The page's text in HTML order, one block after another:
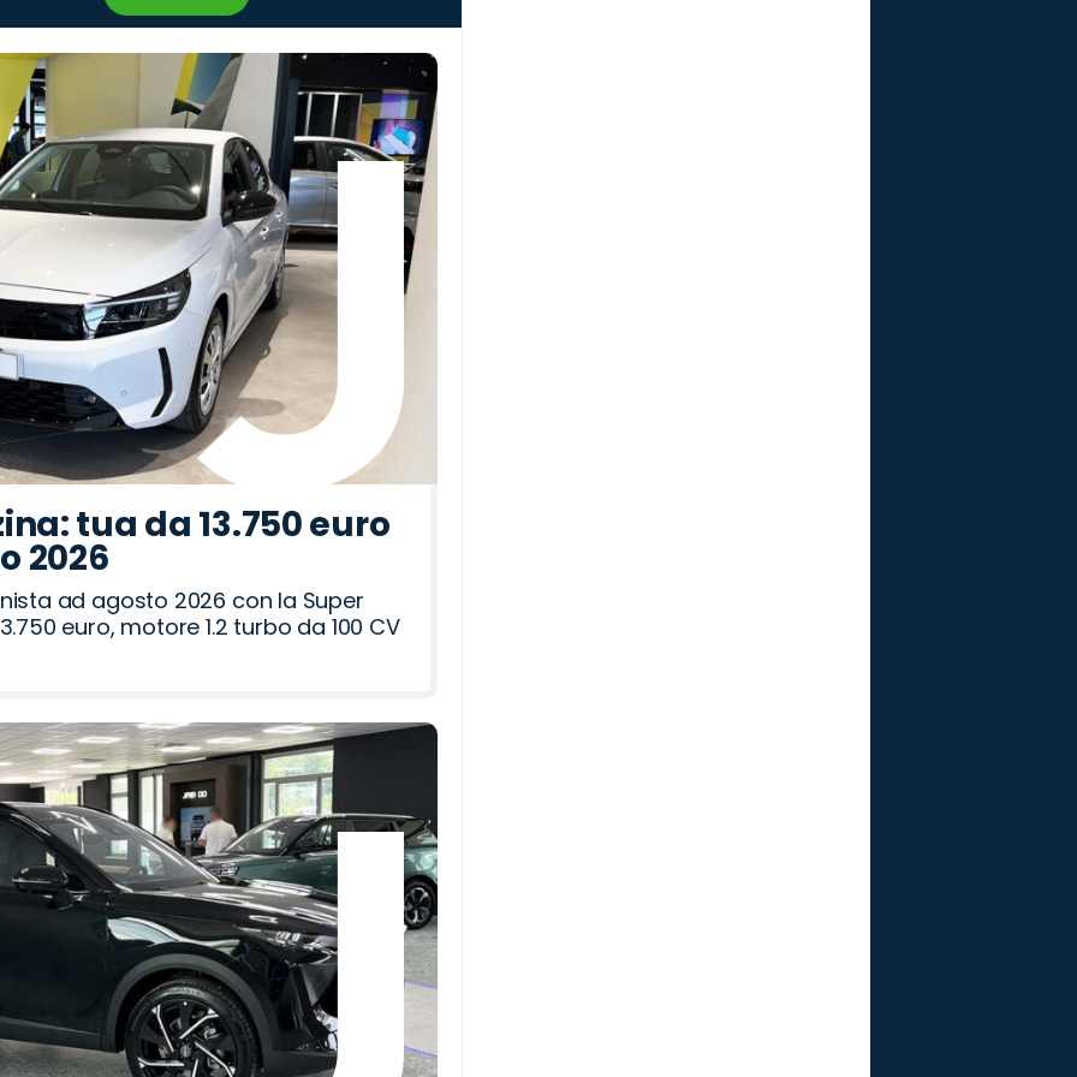
›
tua da 13.750 euro
2026
ad agosto 2026 con la Super
euro, motore 1.2 turbo da 100 CV